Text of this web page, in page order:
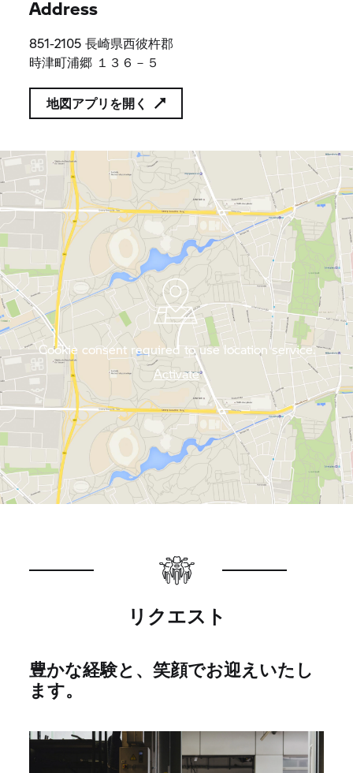
Address
851-2105 長崎県西彼杵郡
時津町浦郷 １３６－５
地図アプリを開く
Cookie consent required to use location service.
Activate
リクエスト
豊かな経験と、笑顔でお迎えいたし
ます。